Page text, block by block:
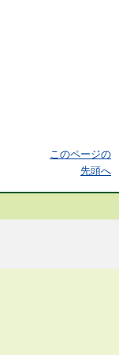
このページの
先頭へ